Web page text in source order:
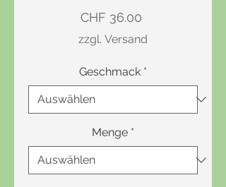
CHF 36.00
zzgl. Versand
Geschmack *
Menge *